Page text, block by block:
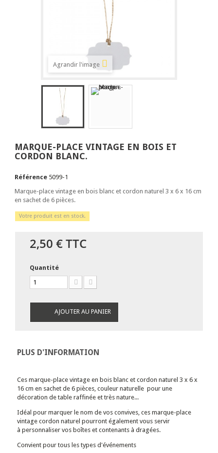
Agrandir l'image
MARQUE-PLACE VINTAGE EN BOIS ET
CORDON BLANC.
Référence 5099-1
Marque-place vintage en bois blanc et cordon naturel 3 x 6 x 16 cm
en sachet de 6 pièces.
Votre produit est en stock.
2,50 €TTC
Quantité
AJOUTER AU PANIER
PLUS D'INFORMATION
Ces marque-place vintage en bois blanc et cordon naturel 3 x 6 x
16 cm en sachet de 6 pièces, couleur naturelle pour une
décoration de table raffinée et très nature...
Idéal pour marquer le nom de vos convives, ces marque-place
vintage cordon naturel pourront également vous servir
à personnaliser vos boîtes et contenants à dragées.
Convient pour tous les types d'événements